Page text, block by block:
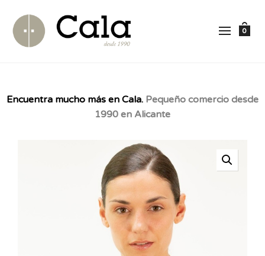
0
Encuentra mucho más en Cala. Pequeño comercio desde
1990 en Alicante